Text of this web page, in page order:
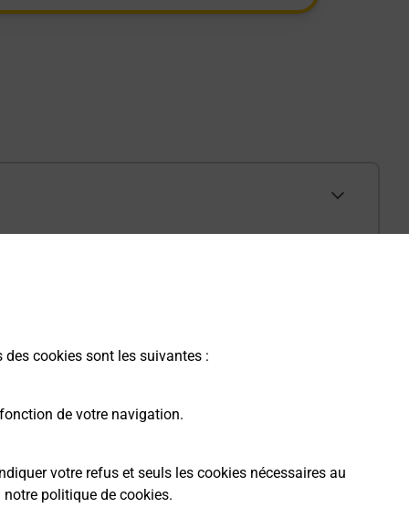
cookies sont les suivantes :
de votre navigation.
votre refus et seuls les cookies nécessaires au
notre politique de cookies.